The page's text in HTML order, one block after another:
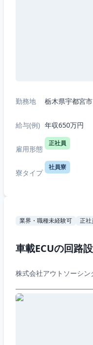
勤務地 栃木県宇都宮市
給与(例) 年収650万円
雇用形態
正社員
寮タイプ
社員寮
業界・職種未経験可 正社
車載ECUの回路
株式会社アウトソーシン